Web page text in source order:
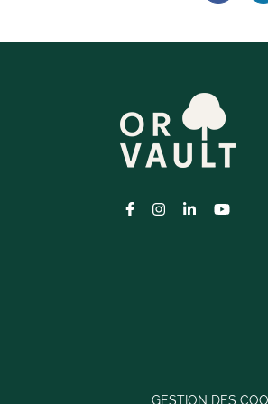
Lien vers le compte
Lien vers le
Lien vers
Lien
GESTION DES